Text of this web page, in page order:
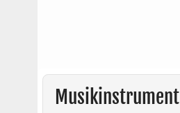
Musikinstrument